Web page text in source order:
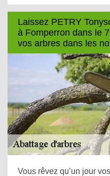
Laissez PETRY
à Fomperron dans le
vos arbres dans les
Vous rêvez qu’un jour